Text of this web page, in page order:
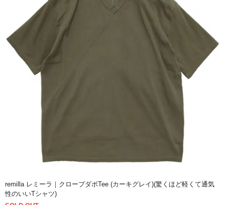
remilla レミーラ｜クロープダボTee (カーキグレイ)(驚くほど軽くて通気
性のいいTシャツ)